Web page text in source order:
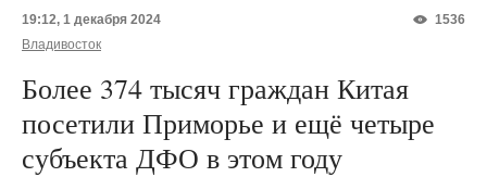
1536
19:12, 1 декабря 2024
Владивосток
Более 374 тысяч граждан Китая
посетили Приморье и ещё четыре
субъекта ДФО в этом году